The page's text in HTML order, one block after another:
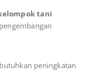
tani
peningkatan